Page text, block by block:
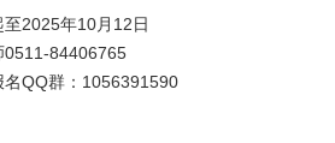
至2025年10月 12日
0511-84406765
QQ群： 1056391590